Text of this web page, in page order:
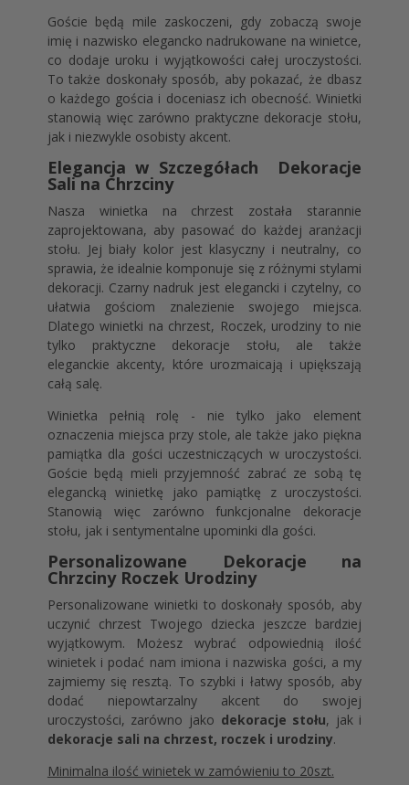
Goście będą mile zaskoczeni, gdy zobaczą swoje
imię i nazwisko elegancko nadrukowane na winietce,
co dodaje uroku i wyjątkowości całej uroczystości.
To także doskonały sposób, aby pokazać, że dbasz
o każdego gościa i doceniasz ich obecność. Winietki
stanowią więc zarówno praktyczne dekoracje stołu,
jak i niezwykle osobisty akcent.
Elegancja w Szczegółach Dekoracje
Sali na Chrzciny
Nasza winietka na chrzest została starannie
zaprojektowana, aby pasować do każdej aranżacji
stołu. Jej biały kolor jest klasyczny i neutralny, co
sprawia, że idealnie komponuje się z różnymi stylami
dekoracji. Czarny nadruk jest elegancki i czytelny, co
ułatwia gościom znalezienie swojego miejsca.
Dlatego winietki na chrzest, Roczek, urodziny to nie
tylko praktyczne dekoracje stołu, ale także
eleganckie akcenty, które urozmaicają i upiększają
całą salę.
Winietka pełnią rolę - nie tylko jako element
oznaczenia miejsca przy stole, ale także jako piękna
pamiątka dla gości uczestniczących w uroczystości.
Goście będą mieli przyjemność zabrać ze sobą tę
elegancką winietkę jako pamiątkę z uroczystości.
Stanowią więc zarówno funkcjonalne dekoracje
stołu, jak i sentymentalne upominki dla gości.
Personalizowane Dekoracje na
Chrzciny Roczek Urodziny
Personalizowane winietki to doskonały sposób, aby
uczynić chrzest Twojego dziecka jeszcze bardziej
wyjątkowym. Możesz wybrać odpowiednią ilość
winietek i podać nam imiona i nazwiska gości, a my
zajmiemy się resztą. To szybki i łatwy sposób, aby
dodać niepowtarzalny akcent do swojej
uroczystości, zarówno jako dekoracje stołu, jak i
dekoracje sali na chrzest, roczek i urodziny.
Minimalna ilość winietek w zamówieniu to 20szt.